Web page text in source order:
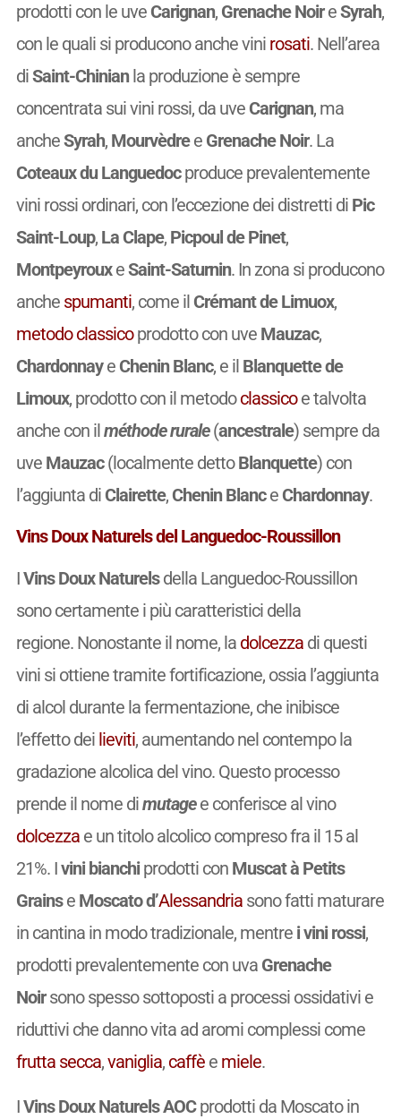
prodotti con le uve Carignan, Grenache NoireSyrah,
con le quali si producono anche vini rosati. Nell’area
diSaint-Chinianla produzione è sempre
concentrata sui vini rossi, da uve Carignan, ma
ancheSyrah, Mourvèdree Grenache Noir. La
Coteaux du Languedocproduce prevalentemente
vini rossi ordinari, con l’eccezione dei distretti di Pic
Saint-Loup, La Clape, Picpoul de Pinet,
MontpeyrouxeSaint-Saturnin. In zona si producono
anche spumanti, come il Crémant de Limuox,
metodo classico prodotto con uve Mauzac,
Chardonnaye Chenin Blanc, e il Blanquette de
Limoux, prodotto con il metodoclassicoe talvolta
anche con ilméthode rurale(ancestrale) sempre da
uve Mauzac(localmente dettoBlanquette) con
l’aggiunta di Clairette, Chenin Blance Chardonnay.
Vins Doux Naturelsdel Languedoc-Roussillon
IVins Doux Naturelsdella Languedoc-Roussillon
sono certamente i più caratteristici della
regione. Nonostante il nome, la dolcezzadi questi
vini si ottiene tramite fortificazione, ossia l’aggiunta
di alcol durante la fermentazione, che inibisce
l’effetto dei lieviti, aumentando nel contempo la
gradazione alcolica del vino. Questo processo
prende il nome dimutagee conferisce al vino
dolcezzae un titolo alcolico compreso fra il 15 al
21%. Ivini bianchiprodotti con Muscat à Petits
Grainse Moscato d’Alessandriasono fatti maturare
in cantina in modo tradizionale, mentre i vini rossi,
prodotti prevalentemente con uva Grenache
Noirsono spesso sottoposti a processi ossidativi e
riduttivi che danno vita ad aromi complessi come
frutta secca,vaniglia, caffèe miele.
IVins Doux Naturels AOCprodotti da Moscato in